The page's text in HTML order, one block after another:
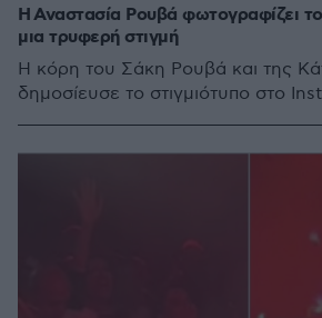
Η Αναστασία Ρουβά φωτογραφίζει
μια τρυφερή στιγμή
Η κόρη του Σάκη Ρουβά και της
δημοσίευσε το στιγμιότυπο στο